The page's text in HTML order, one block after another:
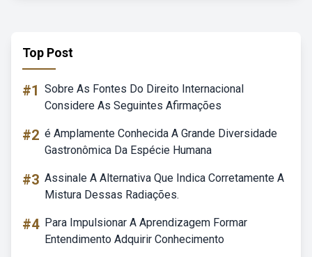
Top Post
#1 Sobre As Fontes Do Direito Internacional
Considere As Seguintes Afirmações
#2 é Amplamente Conhecida A Grande Diversidade
Gastronômica Da Espécie Humana
#3 Assinale A Alternativa Que Indica Corretamente A
Mistura Dessas Radiações.
#4 Para Impulsionar A Aprendizagem Formar
Entendimento Adquirir Conhecimento